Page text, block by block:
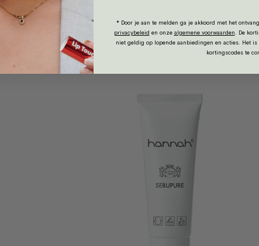
Versnel het resultaat:
* Door je aan te melden ga je akkoord met het
privacybeleid en onze algemene voorwaarden
De
niet geldig op lopende aanbiedingen en acties. Het
kortingscodes te